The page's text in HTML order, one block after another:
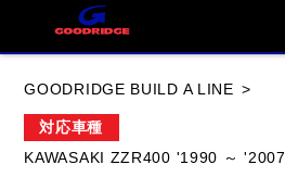
GOODRIDGE BUILD A LINE
対応車種
KAWASAKI ZZR400 '1990 ～ '2007